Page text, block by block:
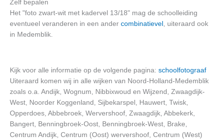
Zelf bepalen
Het "foto zwart-wit met kadervel 13/18" mag de schoolleiding
eventueel veranderen in een ander combinatievel , uiteraard ook
in Medemblik.
Kijk voor alle informatie op de volgende pagina: schoolfotograaf
Uiteraard komen wij in alle wijken van Noord-Holland-Medemblik
zoals o.a. Andijk, Wognum, Nibbixwoud en Wijzend, Zwaagdijk-
West, Noorder Koggenland, Sijbekarspel, Hauwert, Twisk,
Opperdoes, Abbebroek, Wervershoof, Zwaagdijk, Abbekerk,
Bangert, Benningbroek-Oost, Benningbroek-West, Brake,
Centrum Andijk, Centrum (Oost) wervershoof, Centrum (West)